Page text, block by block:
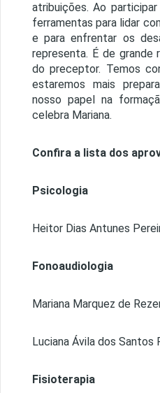
atribuições. Ao
ferramentas para lidar
e para enfrentar os
representa. É de grande
do preceptor. Temos
estaremos mais
nosso papel na
celebra Mariana.
Confira a lista dos
Psicologia
Heitor Dias Antunes
Fonoaudiologia
Mariana Marquez de
Luciana Ávila dos Santos
Fisioterapia